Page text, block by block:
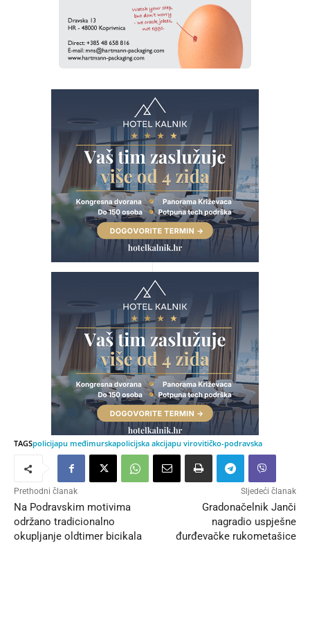
TAGSpolicijapu međimurskapolicijska akcijapu virovitičko-podravska
Prethodni članak
Na Podravskim motivima
održano tradicionalno
okupljanje oldtimer bicikala
Sljedeći članak
Gradonačelnik Janči
nagradio uspješne
đurđevačke rukometašice